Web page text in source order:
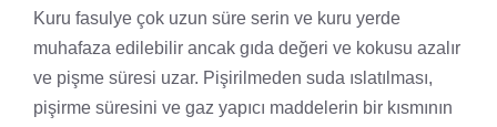
Kuru fasulye çok uzun süre serin ve kuru yerde
muhafaza edilebilir ancak gıda değeri ve kokusu azalır
ve pişme süresi uzar. Pişirilmeden suda ıslatılması,
pişirme süresini ve gaz yapıcı maddelerin bir kısmının